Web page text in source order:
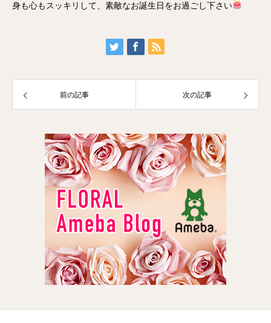
身も心もスッキリして、素敵なお誕生日をお過ごし下さい
前の記事 次の記事